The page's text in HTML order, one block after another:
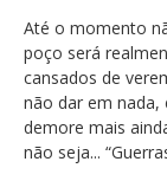
Até o momento
poço será
cansados de
não dar em nada,
demore mais
não seja...